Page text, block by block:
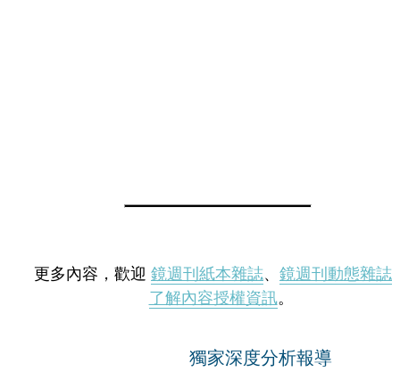
更多內容，歡迎 鏡週刊紙本雜誌、 鏡週刊動態雜誌
了解內容授權資訊。
獨家深度分析報導